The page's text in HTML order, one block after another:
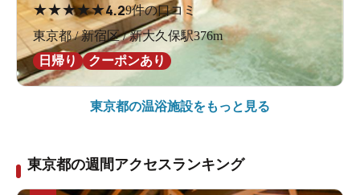
★★★★★4.29件の口コミ
東京都 / 新宿区 / 新大久保駅376m
日帰り
クーポンあり
東京都の温浴施設をもっと見る
東京都の週間アクセスランキング